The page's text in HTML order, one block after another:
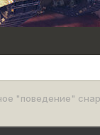
"поведение"